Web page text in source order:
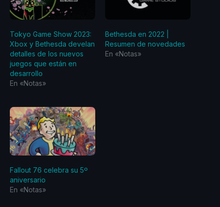
Tokyo Game Show 2023:
Xbox y Bethesda develan
detalles de los nuevos
juegos que están en
desarrollo
En «Notas»
Bethesda en 2022 |
Resumen de novedades
En «Notas»
Fallout 76 celebra su 5º
aniversario
En «Notas»